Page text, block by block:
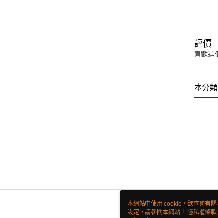
評價
喜歡這
本分
本網站中使用 cookie，欲查詢有
設定，請參閱本網站「 隱私權條款